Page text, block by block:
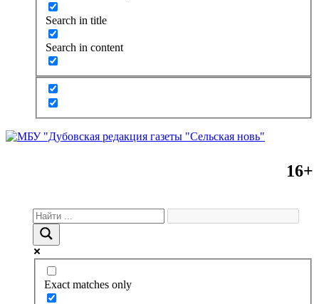
Search in title
Search in content
16+
Exact matches only